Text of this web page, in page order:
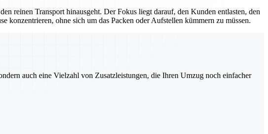
reinen Transport hinausgeht. Der Fokus liegt darauf, den Kunden entlasten, den
konzentrieren, ohne sich um das Packen oder Aufstellen kümmern zu müssen.
auch eine Vielzahl von Zusatzleistungen, die Ihren Umzug noch einfacher